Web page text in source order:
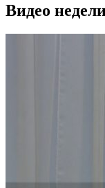
Видео